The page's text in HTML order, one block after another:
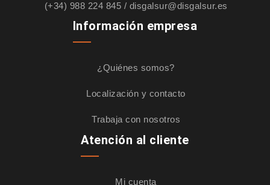
(+34) 988 224 845 / disgalsur@disgalsur.es
Información empresa
¿Quiénes somos?
Localización y contacto
Trabaja con nosotros
Atención al cliente
Mi cuenta